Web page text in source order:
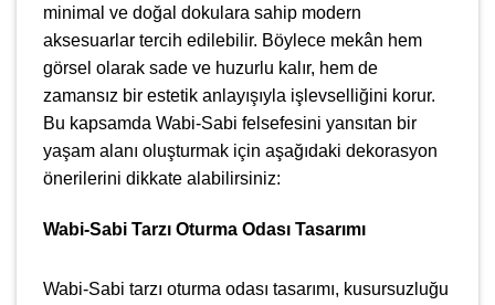
minimal ve doğal dokulara sahip modern
aksesuarlar tercih edilebilir. Böylece mekân hem
görsel olarak sade ve huzurlu kalır, hem de
zamansız bir estetik anlayışıyla işlevselliğini korur.
Bu kapsamda Wabi-Sabi felsefesini yansıtan bir
yaşam alanı oluşturmak için aşağıdaki dekorasyon
önerilerini dikkate alabilirsiniz:
Wabi-Sabi Tarzı Oturma Odası Tasarımı
Wabi-Sabi tarzı oturma odası tasarımı, kusursuzluğu